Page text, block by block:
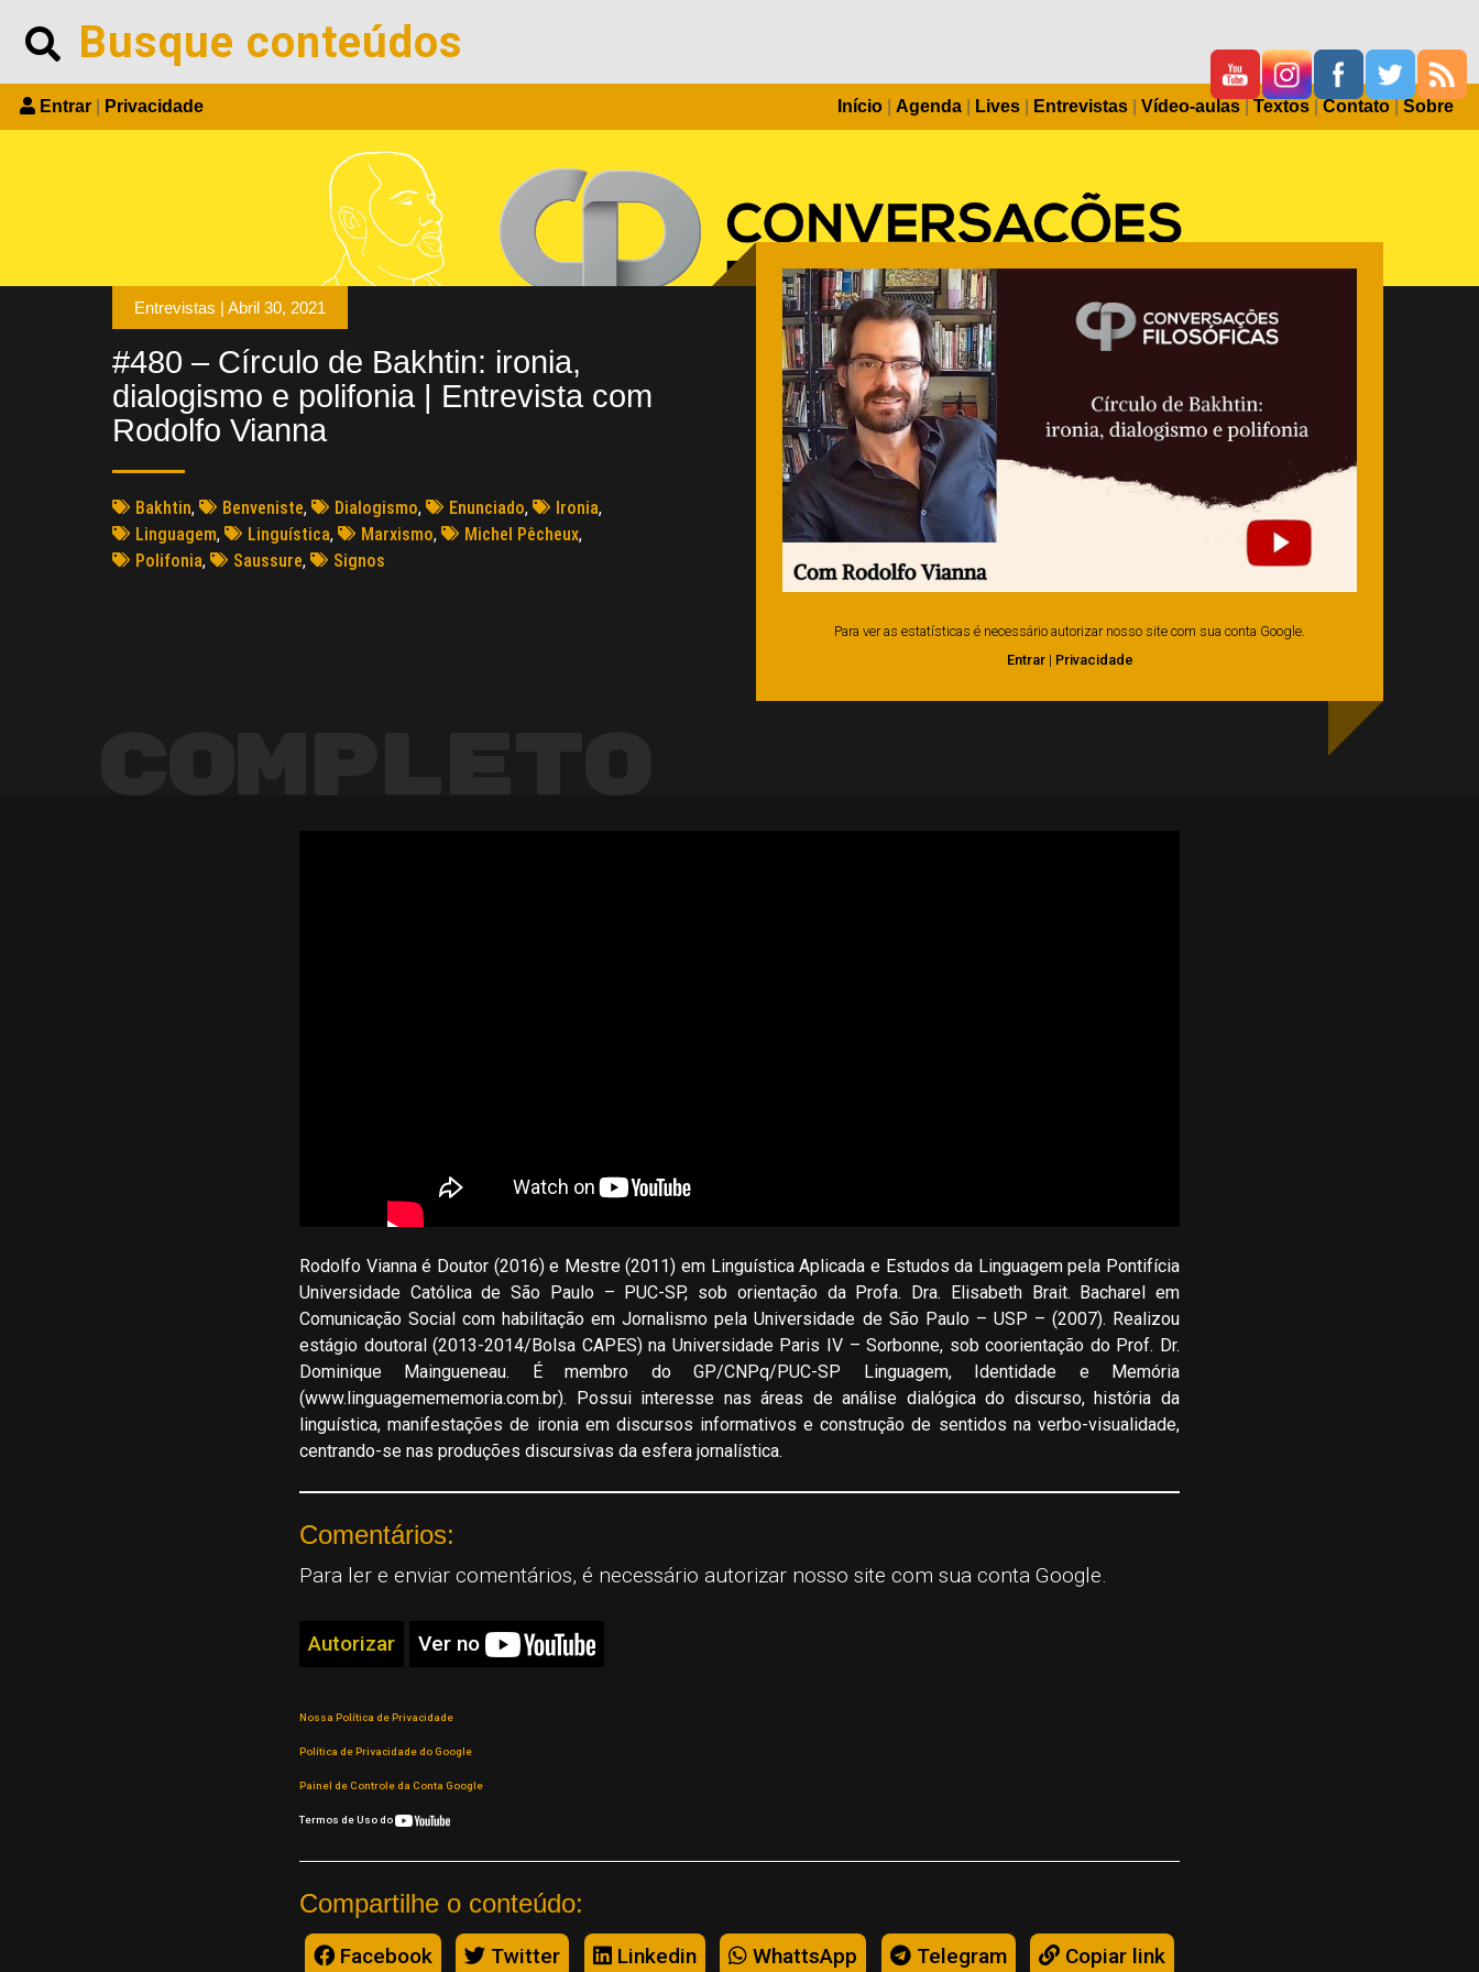
Início Agenda Lives Entrevistas Vídeo-aulas Textos Contato Sobre
Entrar Privacidade
Entrevistas | Abril 30, 2021
#480 – Círculo de Bakhtin: ironia,
dialogismo e polifonia | Entrevista com
Rodolfo Vianna
Bakhtin, Benveniste, Dialogismo, Enunciado, Ironia,
Linguagem, Linguística, Marxismo, Michel Pêcheux,
Polifonia, Saussure, Signos
Para ver as estatísticas é necessário autorizar nosso site com sua conta Google.
Entrar| Privacidade
Rodolfo Vianna é Doutor (2016) e Mestre (2011) em Linguística Aplicada e Estudos da Linguagem pela Pontifícia
Universidade Católica de São Paulo – PUC-SP, sob orientação da Profa. Dra. Elisabeth Brait. Bacharel em
Comunicação Social com habilitação em Jornalismo pela Universidade de São Paulo – USP – (2007). Realizou
estágio doutoral (2013-2014/Bolsa CAPES) na Universidade Paris IV – Sorbonne, sob coorientação do Prof. Dr.
Dominique Maingueneau. É membro do GP/CNPq/PUC-SP Linguagem, Identidade e Memória
(www.linguagemememoria.com.br). Possui interesse nas áreas de análise dialógica do discurso, história da
linguística, manifestações de ironia em discursos informativos e construção de sentidos na verbo-visualidade,
centrando-se nas produções discursivas da esfera jornalística.
Comentários:
Para ler e enviar comentários, é necessário autorizar nosso site com sua conta Google.
Autorizar Ver no
Nossa Política de Privacidade
Política de Privacidade do Google
Painel de Controle da Conta Google
Termos de Uso do
Compartilhe o conteúdo:
Facebook Twitter Linkedin WhattsApp Telegram Copiar link